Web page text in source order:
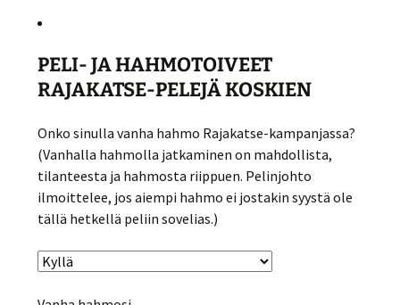
PELI- JA HAHMOTOIVEET
RAJAKATSE-PELEJÄ KOSKIEN
Onko sinulla vanha hahmo Rajakatse-kampanjassa?
(Vanhalla hahmolla jatkaminen on mahdollista,
tilanteesta ja hahmosta riippuen. Pelinjohto
ilmoittelee, jos aiempi hahmo ei jostakin syystä ole
tällä hetkellä peliin sovelias.)